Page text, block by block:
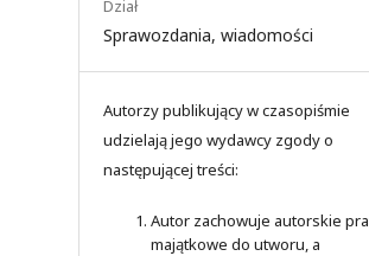
Dział
Sprawozdania, wiadomości
Autorzy publikujący w czasopiśmie
udzielają jego wydawcy zgody o
następującej treści:
Autor zachowuje autorskie
majątkowe do utworu, a